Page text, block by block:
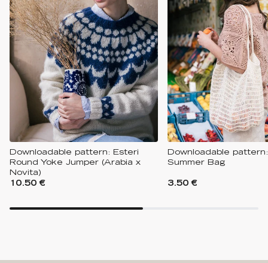
Downloadable pattern: Esteri
Round Yoke Jumper (Arabia x
Novita)
10.50 €
Downloadable
Summer Bag
3.50 €